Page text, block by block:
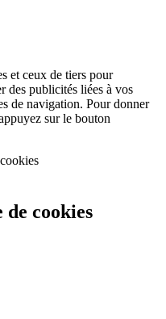
et ceux de tiers pour
des publicités liées à vos
de navigation. Pour donner
sur le bouton
de cookies